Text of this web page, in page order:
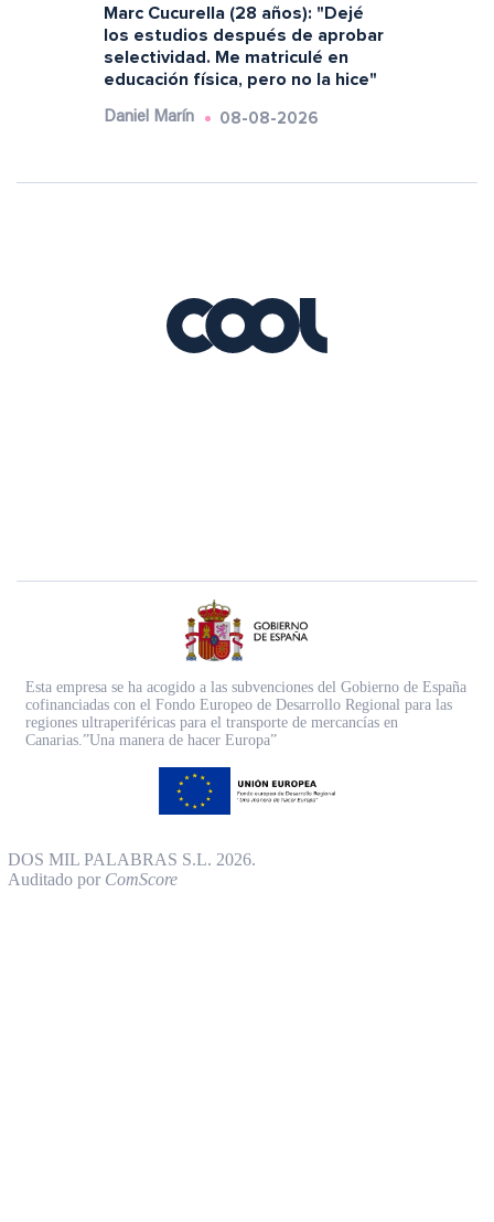
Marc Cucurella (28 años): "Dejé
los estudios después de aprobar
selectividad. Me matriculé en
educación física, pero no la hice"
Daniel Marín 08-08-2026
Esta empresa se ha acogido a las subvenciones del Gobierno de España
cofinanciadas con el Fondo Europeo de Desarrollo Regional para las
regiones ultraperiféricas para el transporte de mercancías en
Canarias.”Una manera de hacer Europa”
DOS MIL PALABRAS S.L. 2026.
Auditado por ComScore